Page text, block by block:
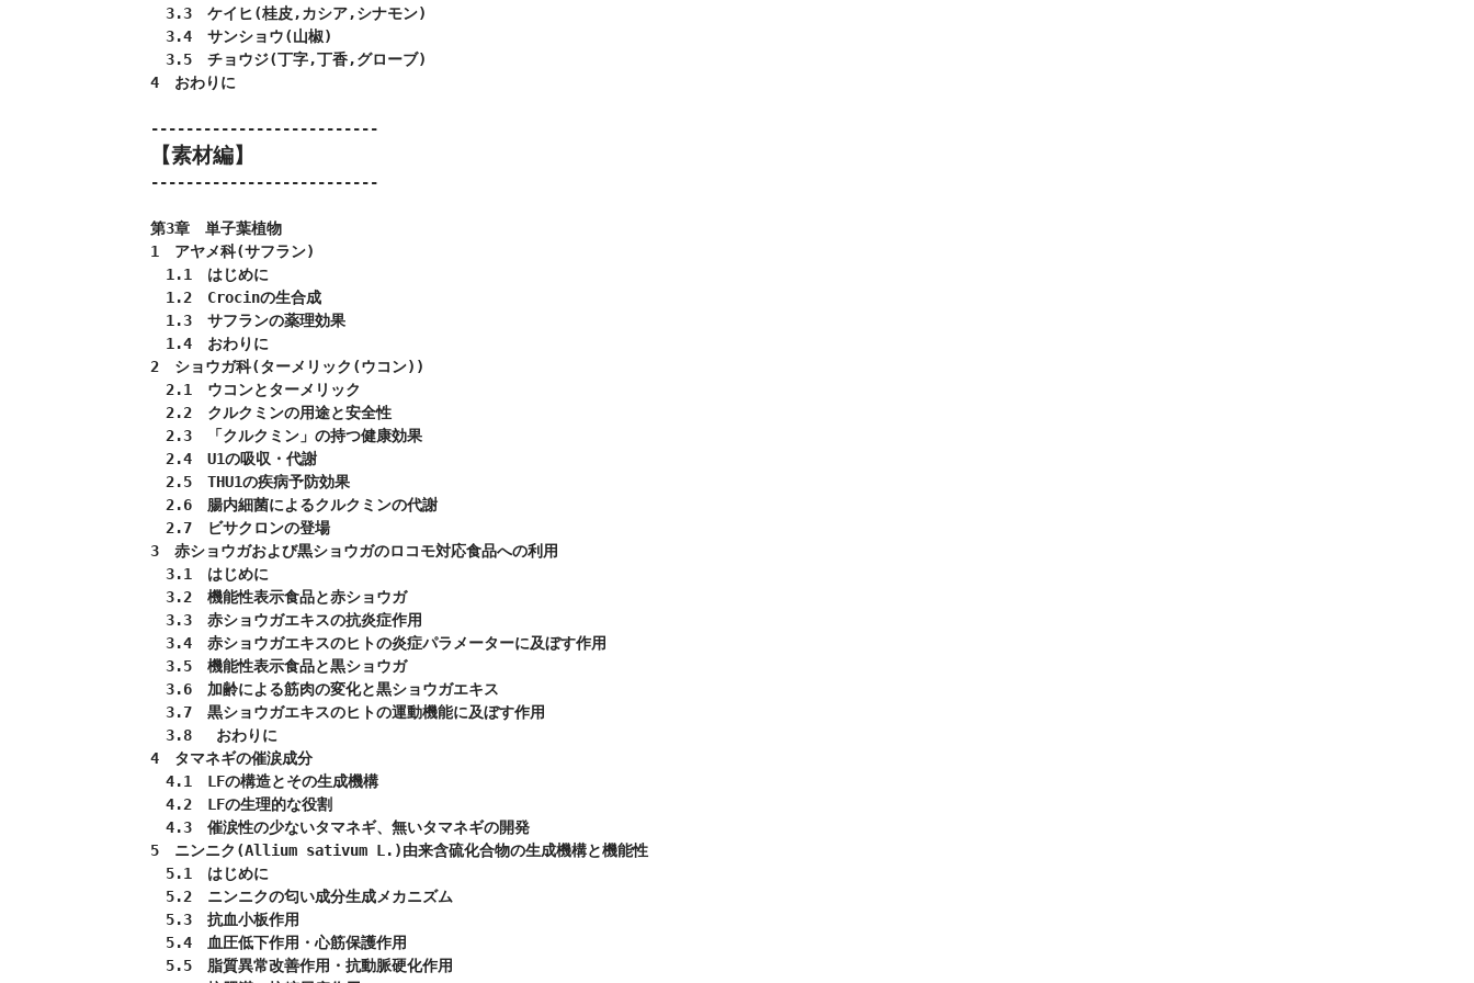
3.3　ケイヒ(桂皮,カシア,シナモン)
3.4　サンショウ(山椒)
3.5　チョウジ(丁字,丁香,グローブ)
4　おわりに
【素材編】
--------------------------
第3章　単子葉植物
1　アヤメ科(サフラン)
1.1　はじめに
1.2　Crocinの生合成
1.3　サフランの薬理効果
1.4　おわりに
2　ショウガ科(ターメリック(ウコン))
2.1　ウコンとターメリック
2.2　クルクミンの用途と安全性
2.3　「クルクミン」の持つ健康効果
2.4　U1の吸収・代謝
2.5　THU1の疾病予防効果
2.6　腸内細菌によるクルクミンの代謝
2.7　ビサクロンの登場
3　赤ショウガおよび黒ショウガのロコモ対応食品への利用
3.1　はじめに
3.2　機能性表示食品と赤ショウガ
3.3　赤ショウガエキスの抗炎症作用
3.4　赤ショウガエキスのヒトの炎症パラメーターに及ぼす作用
3.5　機能性表示食品と黒ショウガ
3.6　加齢による筋肉の変化と黒ショウガエキス
3.7　黒ショウガエキスのヒトの運動機能に及ぼす作用
3.8　 おわりに
4　タマネギの催涙成分
4.1　LFの構造とその生成機構
4.2　LFの生理的な役割
4.3　催涙性の少ないタマネギ、無いタマネギの開発
5　ニンニク(Allium sativum L.)由来含硫化合物の生成機構と機能性
5.1　はじめに
5.2　ニンニクの匂い成分生成メカニズム
5.3　抗血小板作用
5.4　血圧低下作用・心筋保護作用
5.5　脂質異常改善作用・抗動脈硬化作用